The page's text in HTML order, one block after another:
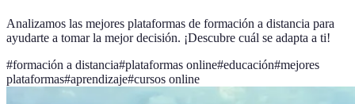
Analizamos las mejores plataformas de formación a distancia para
ayudarte a tomar la mejor decisión. ¡Descubre cuál se adapta a ti!
#formación a distancia#plataformas online#educación#mejores
plataformas#aprendizaje#cursos online